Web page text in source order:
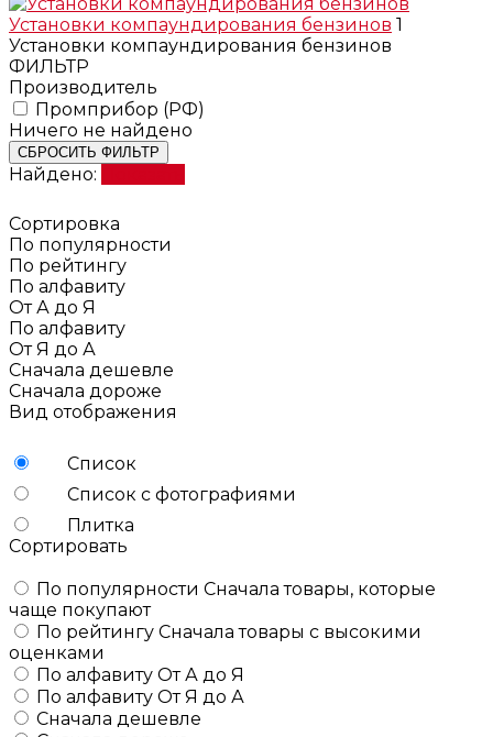
Установки компаундирования бензинов 1
Установки компаундирования бензинов
ФИЛЬТР
Производитель
Промприбор (РФ)
Ничего не найдено
СБРОСИТЬ ФИЛЬТР
Найдено:
Сортировка
По популярности
По рейтингу
По алфавиту
От А до Я
По алфавиту
От Я до А
Сначала дешевле
Сначала дороже
Вид отображения
Список
Список с фотографиями
Плитка
Сортировать
По популярности Сначала товары, которые
чаще покупают
По рейтингу Сначала товары с высокими
оценками
По алфавиту От А до Я
По алфавиту От Я до А
Сначала дешевле